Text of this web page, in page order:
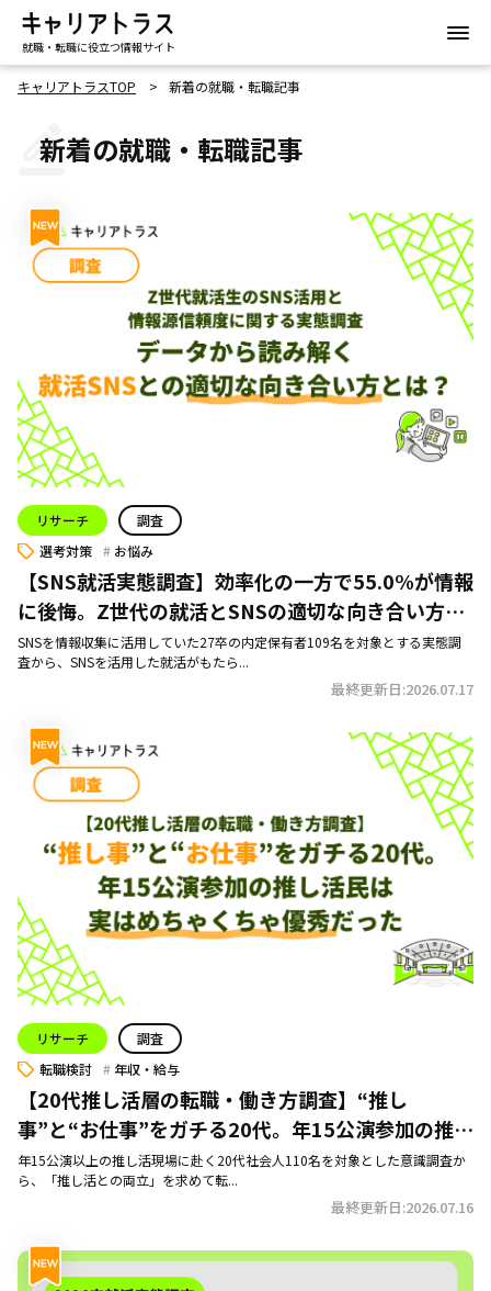
就職・転職に役立つ情報サイト
キャリアトラスTOP 新着の就職・転職記事
新着の就職・転職記事
リサーチ
調査
選考対策
お悩み
【SNS就活実態調査】効率化の一方で55.0%が情報
に後悔。Z世代の就活とSNSの適切な向き合い方と
は？
SNSを情報収集に活用していた27卒の内定保有者109名を対象とする実態調
査から、SNSを活用した就活がもたら...
最終更新日:2026.07.17
リサーチ
調査
転職検討
年収・給与
【20代推し活層の転職・働き方調査】“推し
事”と“お仕事”をガチる20代。年15公演参加の推し
活民は実はめちゃくちゃ優秀だった
年15公演以上の推し活現場に赴く20代社会人110名を対象とした意識調査か
ら、「推し活との両立」を求めて転...
最終更新日:2026.07.16